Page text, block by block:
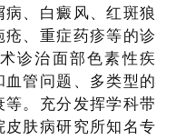
、白癜风、红斑狼
、重症药疹等的诊
诊治面部色素性疾
管问题、多类型的
。充分发挥学科带
肤病研究所知名专